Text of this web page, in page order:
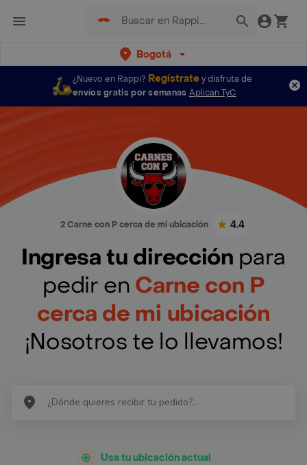
Bogotá
¿Nuevo en Rappi? Regístratey disfruta de
envíos gratis por semanas Aplican TyC
2 Carne con P cerca de mi ubicación 4.4
Ingresa tu dirección para
pedir en Carne con P
cerca de mi ubicación
¡Nosotros te lo llevamos!
Usa tu ubicación actual